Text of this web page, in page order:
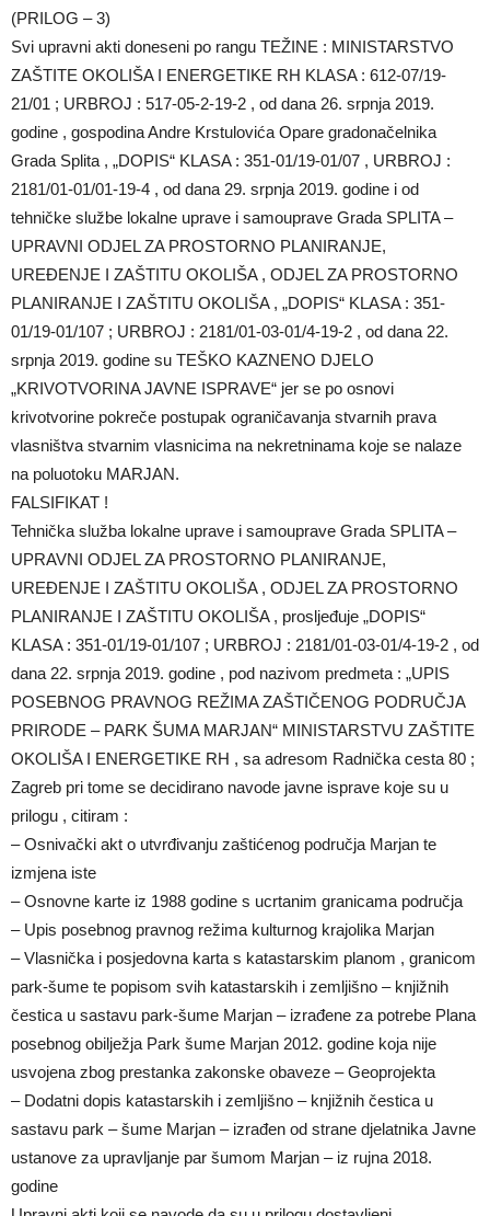
(PRILOG – 3)
Svi upravni akti doneseni po rangu TEŽINE : MINISTARSTVO
ZAŠTITE OKOLIŠA I ENERGETIKE RH KLASA : 612-07/19-
21/01 ; URBROJ : 517-05-2-19-2 , od dana 26. srpnja 2019.
godine , gospodina Andre Krstulovića Opare gradonačelnika
Grada Splita , „DOPIS“ KLASA : 351-01/19-01/07 , URBROJ :
2181/01-01/01-19-4 , od dana 29. srpnja 2019. godine i od
tehničke službe lokalne uprave i samouprave Grada SPLITA –
UPRAVNI ODJEL ZA PROSTORNO PLANIRANJE,
UREĐENJE I ZAŠTITU OKOLIŠA , ODJEL ZA PROSTORNO
PLANIRANJE I ZAŠTITU OKOLIŠA , „DOPIS“ KLASA : 351-
01/19-01/107 ; URBROJ : 2181/01-03-01/4-19-2 , od dana 22.
srpnja 2019. godine su TEŠKO KAZNENO DJELO
„KRIVOTVORINA JAVNE ISPRAVE“ jer se po osnovi
krivotvorine pokreče postupak ograničavanja stvarnih prava
vlasništva stvarnim vlasnicima na nekretninama koje se nalaze
na poluotoku MARJAN.
FALSIFIKAT !
Tehnička služba lokalne uprave i samouprave Grada SPLITA –
UPRAVNI ODJEL ZA PROSTORNO PLANIRANJE,
UREĐENJE I ZAŠTITU OKOLIŠA , ODJEL ZA PROSTORNO
PLANIRANJE I ZAŠTITU OKOLIŠA , prosljeđuje „DOPIS“
KLASA : 351-01/19-01/107 ; URBROJ : 2181/01-03-01/4-19-2 , od
dana 22. srpnja 2019. godine , pod nazivom predmeta : „UPIS
POSEBNOG PRAVNOG REŽIMA ZAŠTIČENOG PODRUČJA
PRIRODE – PARK ŠUMA MARJAN“ MINISTARSTVU ZAŠTITE
OKOLIŠA I ENERGETIKE RH , sa adresom Radnička cesta 80 ;
Zagreb pri tome se decidirano navode javne isprave koje su u
prilogu , citiram :
– Osnivački akt o utvrđivanju zaštićenog područja Marjan te
izmjena iste
– Osnovne karte iz 1988 godine s ucrtanim granicama područja
– Upis posebnog pravnog režima kulturnog krajolika Marjan
– Vlasnička i posjedovna karta s katastarskim planom , granicom
park-šume te popisom svih katastarskih i zemljišno – knjižnih
čestica u sastavu park-šume Marjan – izrađene za potrebe Plana
posebnog obilježja Park šume Marjan 2012. godine koja nije
usvojena zbog prestanka zakonske obaveze – Geoprojekta
– Dodatni dopis katastarskih i zemljišno – knjižnih čestica u
sastavu park – šume Marjan – izrađen od strane djelatnika Javne
ustanove za upravljanje par šumom Marjan – iz rujna 2018.
godine